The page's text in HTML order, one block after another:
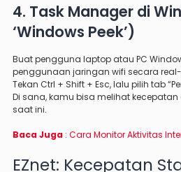
4. Task Manager di
‘Windows Peek’)
Buat pengguna laptop atau PC
penggunaan jaringan wifi secara
Tekan Ctrl + Shift + Esc, lalu pilih tab
Di sana, kamu bisa melihat
saat ini.
Baca Juga : Cara Monitor Aktivitas
EZnet: Kecepatan